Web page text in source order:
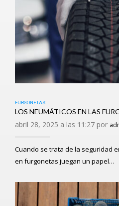
FURGONETAS
LOS NEUMÁTICOS EN LAS
abril 28, 2025 a las 11:27 por
Cuando se trata de la seguridad
en furgonetas juegan un papel…